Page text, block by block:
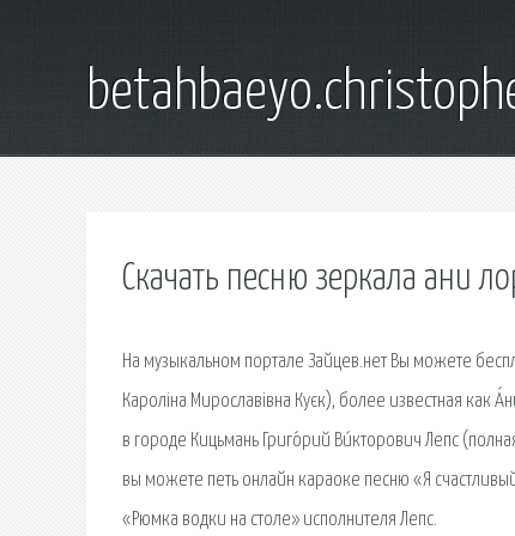
Скачать песню зеркала ани
На музыкальном портале Зайцев.нет Вы можете
Кароліна Мирославівна Куєк), более известная
в городе Кицьмань Григо́рий Ви́кторович Лепс
вы можете петь онлайн караоке песню «Я
«Рюмка водки на столе» исполнителя Лепс.